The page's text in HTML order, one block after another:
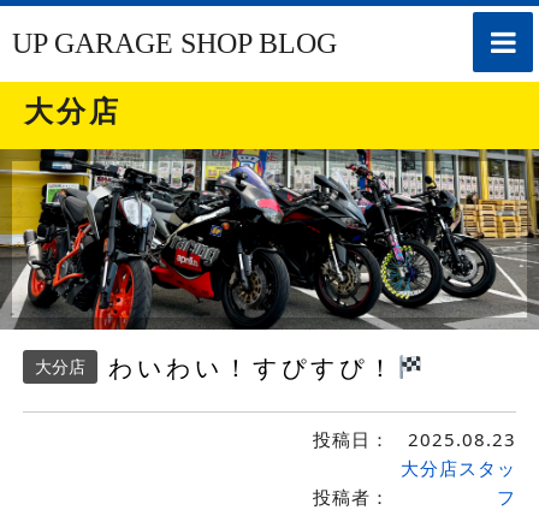
toggle
UP GARAGE SHOP BLOG
大分店
大分店 わいわい！すぴすぴ！
投稿日： 2025.08.23
投稿者：
大分店スタッ
フ